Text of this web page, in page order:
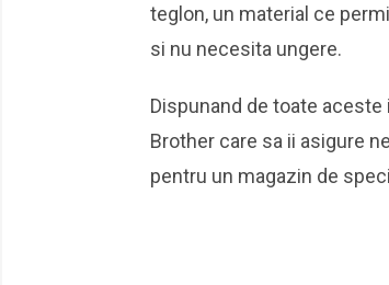
teglon, un material ce
si nu necesita ungere.
Dispunand de toate
Brother care sa ii asigure
pentru un magazin de